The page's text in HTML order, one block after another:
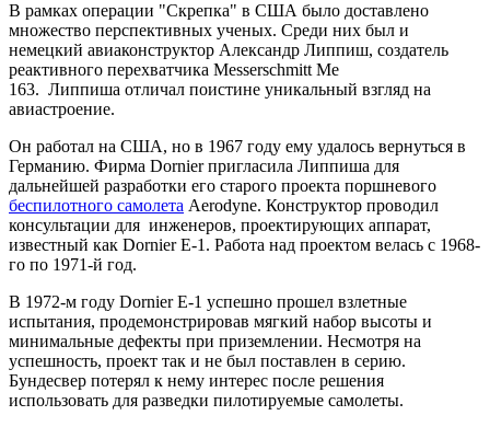
В рамках операции "Скрепка" в США было доставлено
множество перспективных ученых. Среди них был и
немецкий авиаконструктор Александр Липпиш, создатель
реактивного перехватчика Messerschmitt Me
163. Липпиша отличал поистине уникальный взгляд на
авиастроение.
Он работал на США, но в 1967 году ему удалось вернуться в
Германию. Фирма Dornier пригласила Липпиша для
дальнейшей разработки его старого проекта поршневого
беспилотного самолета Aerodyne. Конструктор проводил
консультации для инженеров, проектирующих аппарат,
известный как Dornier E-1. Работа над проектом велась с 1968-
го по 1971-й год.
В 1972-м году Dornier E-1 успешно прошел взлетные
испытания, продемонстрировав мягкий набор высоты и
минимальные дефекты при приземлении. Несмотря на
успешность, проект так и не был поставлен в серию.
Бундесвер потерял к нему интерес после решения
использовать для разведки пилотируемые самолеты.